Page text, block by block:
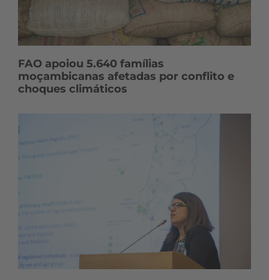
FAO apoiou 5.640 famílias
moçambicanas afetadas por conflito e
choques climáticos